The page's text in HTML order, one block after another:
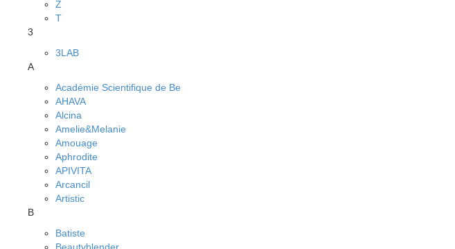
Z
Т
3
3LAB
A
Académie Scientifique de Be
AHAVA
Alcina
Amelie&Melanie
Amouage
Aphrodite
APIVITA
Arcancil
Artistic
B
Batiste